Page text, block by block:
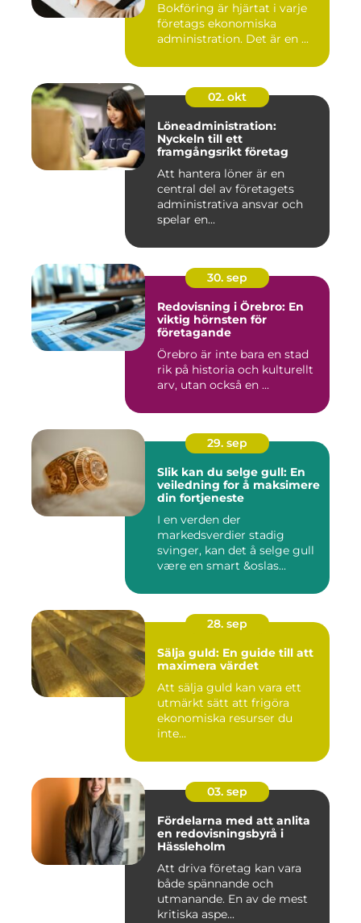
Bokföring är hjärtat i varje
företags ekonomiska
administration. Det är en ...
02. okt
Löneadministration:
Nyckeln till ett
framgångsrikt företag
Att hantera löner är en
central del av företagets
administrativa ansvar och
spelar en...
30. sep
Redovisning i Örebro: En
viktig hörnsten för
företagande
Örebro är inte bara en stad
rik på historia och kulturellt
arv, utan också en ...
29. sep
Slik kan du selge gull: En
veiledning for å maksimere
din fortjeneste
I en verden der
markedsverdier stadig
svinger, kan det å selge gull
være en smart &oslas...
28. sep
Sälja guld: En guide till att
maximera värdet
Att sälja guld kan vara ett
utmärkt sätt att frigöra
ekonomiska resurser du
inte...
03. sep
Fördelarna med att anlita
en redovisningsbyrå i
Hässleholm
Att driva företag kan vara
både spännande och
utmanande. En av de mest
kritiska aspe...